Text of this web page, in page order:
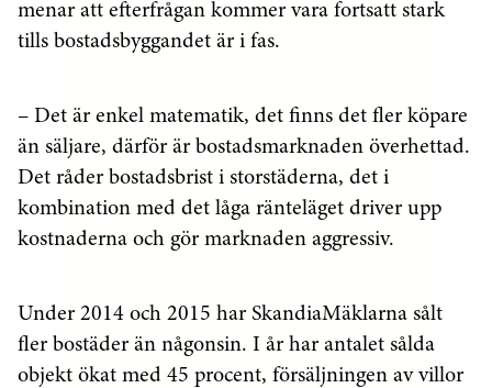
menar att efterfrågan kommer vara fortsatt stark
tills bostadsbyggandet är i fas.
– Det är enkel matematik, det finns det fler köpare
än säljare, därför är bostadsmarknaden överhettad.
Det råder bostadsbrist i storstäderna, det i
kombination med det låga ränteläget driver upp
kostnaderna och gör marknaden aggressiv.
Under 2014 och 2015 har SkandiaMäklarna sålt
fler bostäder än någonsin. I år har antalet sålda
objekt ökat med 45 procent, försäljningen av villor